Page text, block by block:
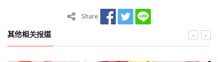
Share
其他相关报道